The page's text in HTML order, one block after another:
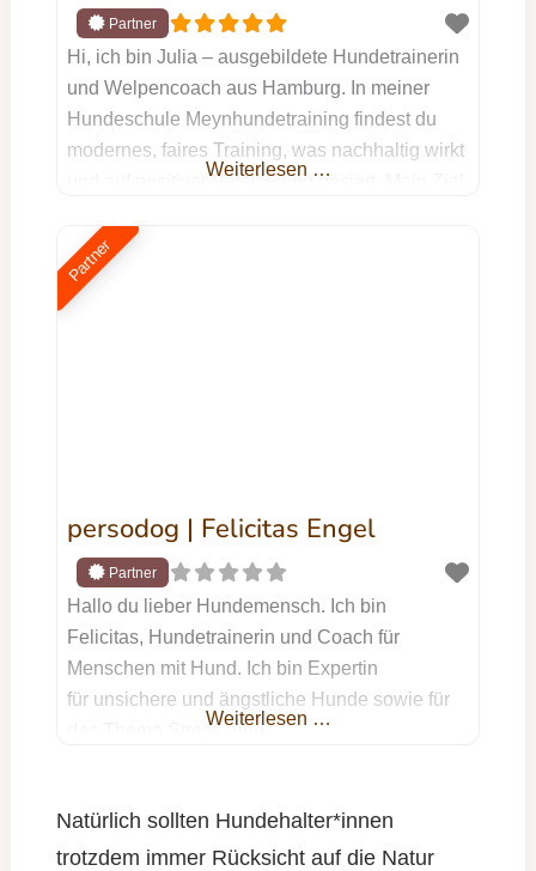
Hi, ich bin Julia – ausgebildete Hundetrainerin
und Welpencoach aus Hamburg. In meiner
Hundeschule Meynhundetraining findest du
modernes, faires Training, was nachhaltig wirkt
und auf positiver Verstärkung basiert. Mein Ziel
unterstützen, ein echtes Team zu werden:
durch gegenseitiges Verstehen, klare
Kommunikation auf Augenhöhe und jede
Weiterlesen …
Partner
persodog | Felicitas Engel
Hallo du lieber Hundemensch. Ich bin
Felicitas, Hundetrainerin und Coach für
Menschen mit Hund. Ich bin Expertin
für unsichere und ängstliche Hunde sowie für
das Thema Stress- und
zu deinem Hund eine harmonische Bindung,
Vertrauen und Sicherheit als Basis für euer
Weiterlesen …
Natürlich sollten Hundehalter*innen
trotzdem immer Rücksicht auf die Natur